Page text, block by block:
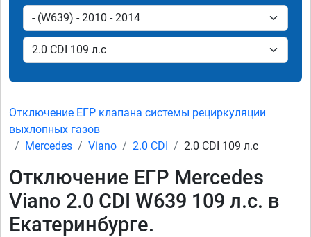
Отключение ЕГР клапана системы рециркуляции
выхлопных газов
Mercedes
Viano 2.0 CDI 2.0 CDI 109 л.с
Отключение ЕГР Mercedes
Viano 2.0 CDI W639 109 л.с. в
Екатеринбурге.